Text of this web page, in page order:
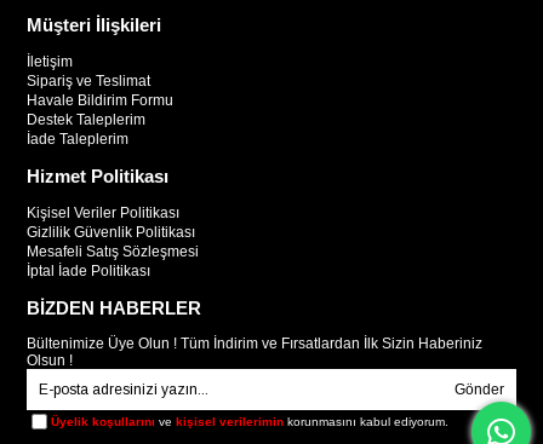
Müşteri İlişkileri
İletişim
Sipariş ve Teslimat
Havale Bildirim Formu
Destek Taleplerim
İade Taleplerim
Hizmet Politikası
Kişisel Veriler Politikası
Gizlilik Güvenlik Politikası
Mesafeli Satış Sözleşmesi
İptal İade Politikası
BİZDEN HABERLER
Bültenimize Üye Olun ! Tüm İndirim ve Fırsatlardan İlk Sizin Haberiniz
Olsun !
Gönder
Üyelik koşullarını vekişisel verilerimin korunmasını kabul ediyorum.